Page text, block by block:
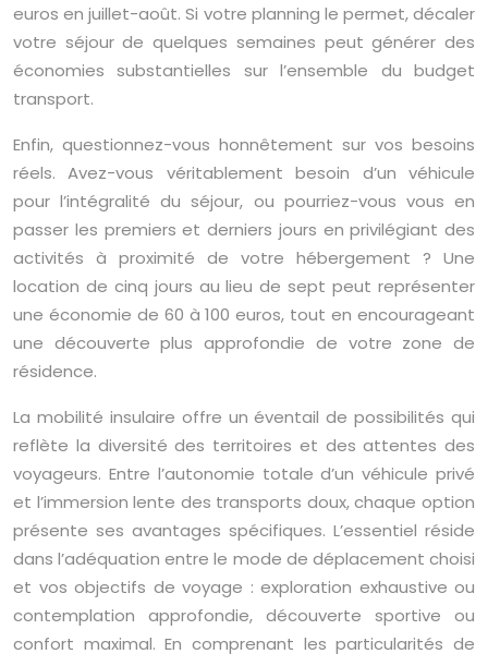
euros en juillet-août. Si votre planning le permet, décaler
votre séjour de quelques semaines peut générer des
économies substantielles sur l’ensemble du budget
transport.
Enfin, questionnez-vous honnêtement sur vos besoins
réels. Avez-vous véritablement besoin d’un véhicule
pour l’intégralité du séjour, ou pourriez-vous vous en
passer les premiers et derniers jours en privilégiant des
activités à proximité de votre hébergement ? Une
location de cinq jours au lieu de sept peut représenter
une économie de 60 à 100 euros, tout en encourageant
une découverte plus approfondie de votre zone de
résidence.
La mobilité insulaire offre un éventail de possibilités qui
reflète la diversité des territoires et des attentes des
voyageurs. Entre l’autonomie totale d’un véhicule privé
et l’immersion lente des transports doux, chaque option
présente ses avantages spécifiques. L’essentiel réside
dans l’adéquation entre le mode de déplacement choisi
et vos objectifs de voyage : exploration exhaustive ou
contemplation approfondie, découverte sportive ou
confort maximal. En comprenant les particularités de